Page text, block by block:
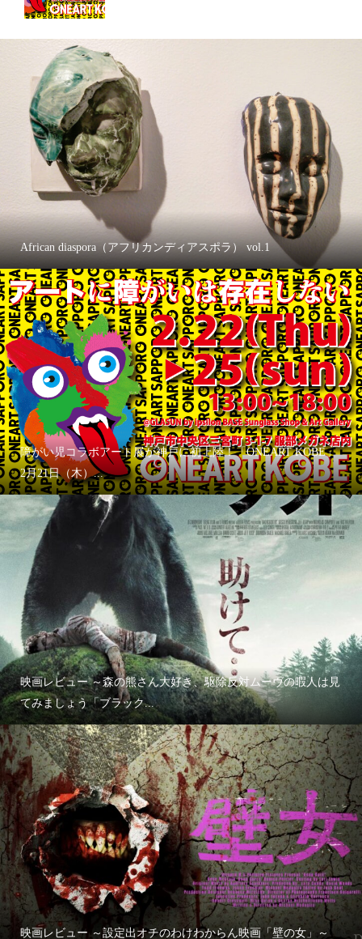
African diaspora（アフリカンディアスポラ） vol.1
障がい児コラボアート展が神戸に初上陸！「ONEART KOBE」
2月21日（木）...
映画レビュー ～森の熊さん大好き、駆除反対ムーヴの暇人は見
てみましょう「ブラック...
映画レビュー ～設定出オチのわけわからん映画「壁の女」～